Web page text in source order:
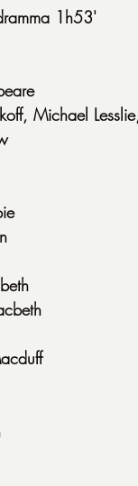
1h53'
Michael